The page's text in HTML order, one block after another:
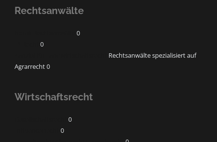
Rechtsanwälte
0
0
Rechtsanwälte spezialisiert auf
Agrarrecht 0
Wirtschaftsrecht
0
0